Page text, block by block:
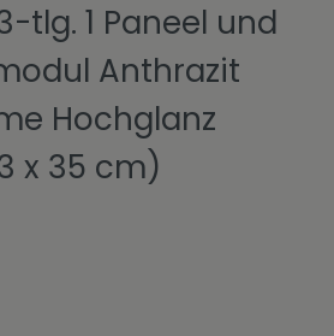
tlg. 1 Paneel und
Anthrazit
Hochglanz
x 35 cm)